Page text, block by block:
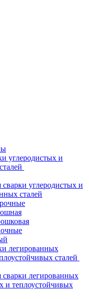
углеродистых и
углеродистых и
сталей
легированных
сталей
легированных
и теплоустойчивых